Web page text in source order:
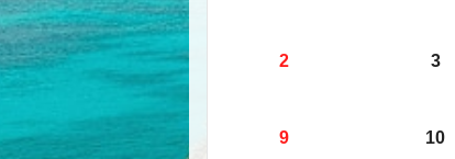
2 3
9
10